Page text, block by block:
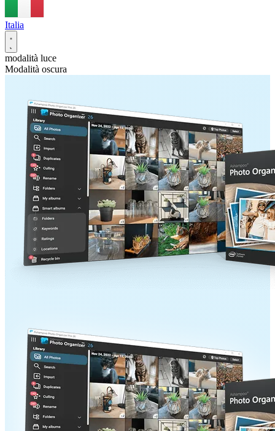
Italia
modalità luce
Modalità oscura